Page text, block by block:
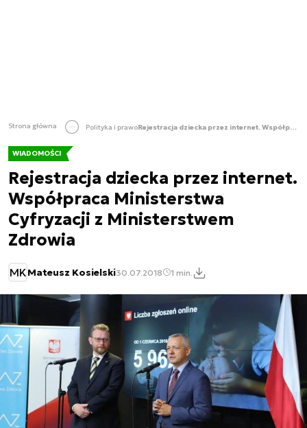
Strona główna Polityka i prawo Rejestracja dziecka przez internet. Współpraca Ministerstwa Cyfryzacji z Ministerstwem Zdrowia
WIADOMOŚCI
Rejestracja dziecka przez internet.
Współpraca Ministerstwa
Cyfryzacji z Ministerstwem
Zdrowia
MKMateusz Kosielski30.07.2018 1 min.